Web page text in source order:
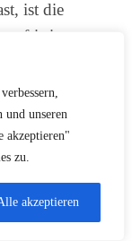
und unseren
akzeptieren"
zu.
akzeptieren
ist die
deiner